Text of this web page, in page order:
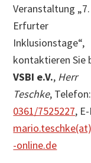
Veranstaltung „7.
Erfurter
Inklusionstage“,
kontaktieren Sie
VSBI e.V., Herr
Teschke, Telefon:
0361/7525227,
-online.de